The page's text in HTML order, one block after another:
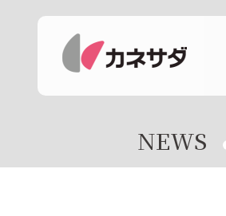
NEWS